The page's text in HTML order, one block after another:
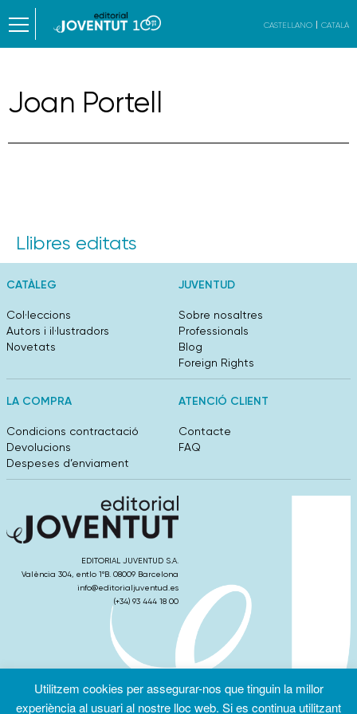
CASTELLANO CATALÀ
Joan Portell
Llibres editats
CATÀLEG
Col·leccions
Autors i il·lustradors
Novetats
JUVENTUD
Sobre nosaltres
Professionals
Blog
Foreign Rights
LA COMPRA
Condicions contractació
Devolucions
Despeses d’enviament
ATENCIÓ CLIENT
Contacte
FAQ
EDITORIAL JUVENTUD S.A.
València 304, entlo 1ºB. 08009 Barcelona
info@editorialjuventud.es
(+34) 93 444 18 00
Condicions
Política de
Política de
cookies
Utilitzem cookies per assegurar-nos que tinguin la millor
experiència al usuari al nostre lloc web. Si es continua utilitzant